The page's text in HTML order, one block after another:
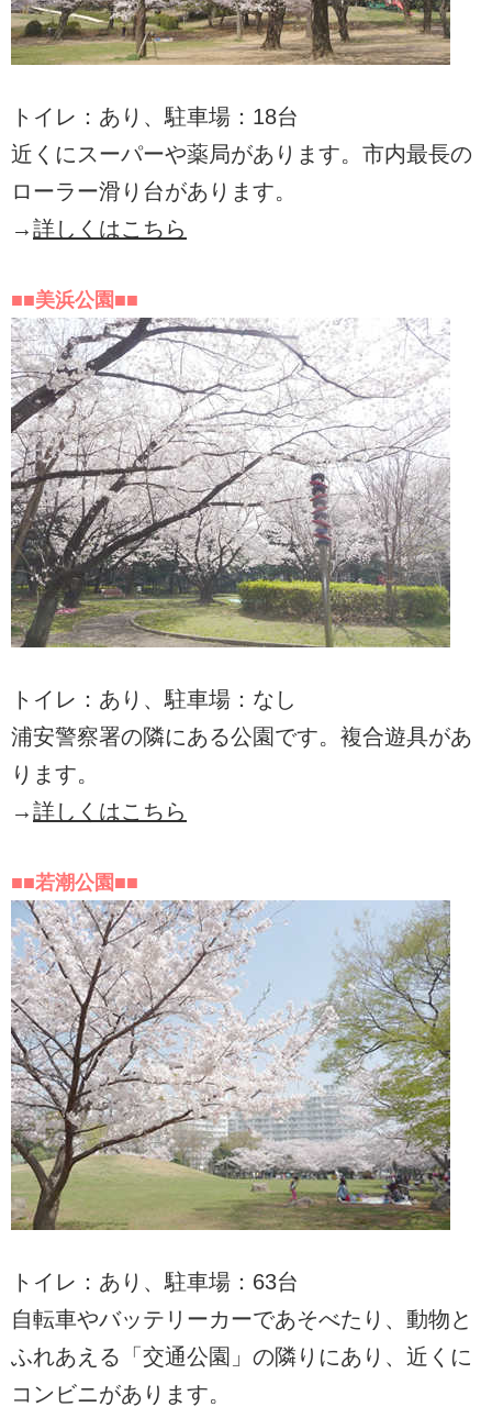
トイレ：あり、駐車場：18台
近くにスーパーや薬局があります。市内最長の
ローラー滑り台があります。
→詳しくはこちら
■■美浜公園■■
トイレ：あり、駐車場：なし
浦安警察署の隣にある公園です。複合遊具があ
ります。
→詳しくはこちら
■■若潮公園■■
トイレ：あり、駐車場：63台
自転車やバッテリーカーであそべたり、動物と
ふれあえる「交通公園」の隣りにあり、近くに
コンビニがあります。